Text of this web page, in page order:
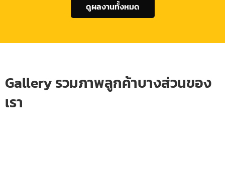
ดูผลงานทั้งหมด
Gallery รวมภาพลูกค้าบางส่วนของ
เรา